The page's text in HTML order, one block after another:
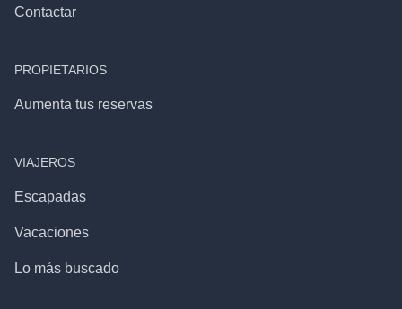
Contactar
PROPIETARIOS
Aumenta tus reservas
VIAJEROS
Escapadas
Vacaciones
Lo más buscado